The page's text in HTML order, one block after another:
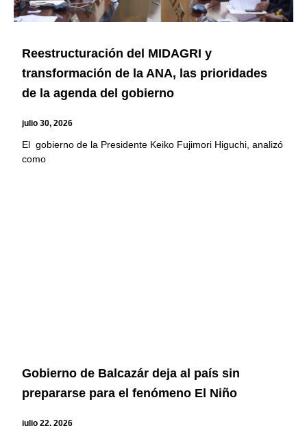
Reestructuración del MIDAGRI y
transformación de la ANA, las prioridades
de la agenda del gobierno
julio 30, 2026
El gobierno de la Presidente Keiko Fujimori Higuchi, analizó
como
Gobierno de Balcazár deja al país sin
prepararse para el fenómeno El Niño
julio 22, 2026